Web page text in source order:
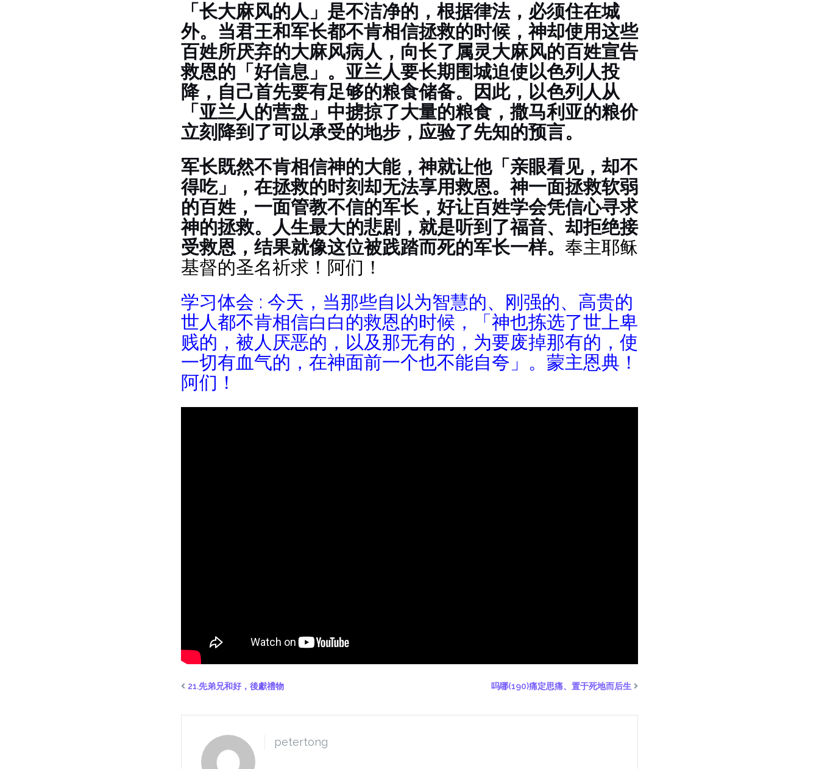
「长大麻风的人」是不洁净的，根据律法，必须住在城
外。当君王和军长都不肯相信拯救的时候，神却使用这些
百姓所厌弃的大麻风病人，向长了属灵大麻风的百姓宣告
救恩的「好信息」。亚兰人要长期围城迫使以色列人投
降，自己首先要有足够的粮食储备。因此，以色列人从
「亚兰人的营盘」中掳掠了大量的粮食，撒马利亚的粮价
立刻降到了可以承受的地步，应验了先知的预言。
军长既然不肯相信神的大能，神就让他「亲眼看见，却不
得吃」，在拯救的时刻却无法享用救恩。神一面拯救软弱
的百姓，一面管教不信的军长，好让百姓学会凭信心寻求
神的拯救。人生最大的悲剧，就是听到了福音、却拒绝接
受救恩，结果就像这位被践踏而死的军长一样。 奉主耶稣
基督的圣名祈求！阿们！
学习体会 : 今天，当那些自以为智慧的、刚强的、高贵的
世人都不肯相信白白的救恩的时候，「神也拣选了世上卑
贱的，被人厌恶的，以及那无有的，为要废掉那有的， 使
一切有血气的，在神面前一个也不能自夸 」。蒙主恩典！
阿们！
21.先弟兄和好，後獻禮物 吗哪(190)痛定思痛、置于死地而后生
petertong